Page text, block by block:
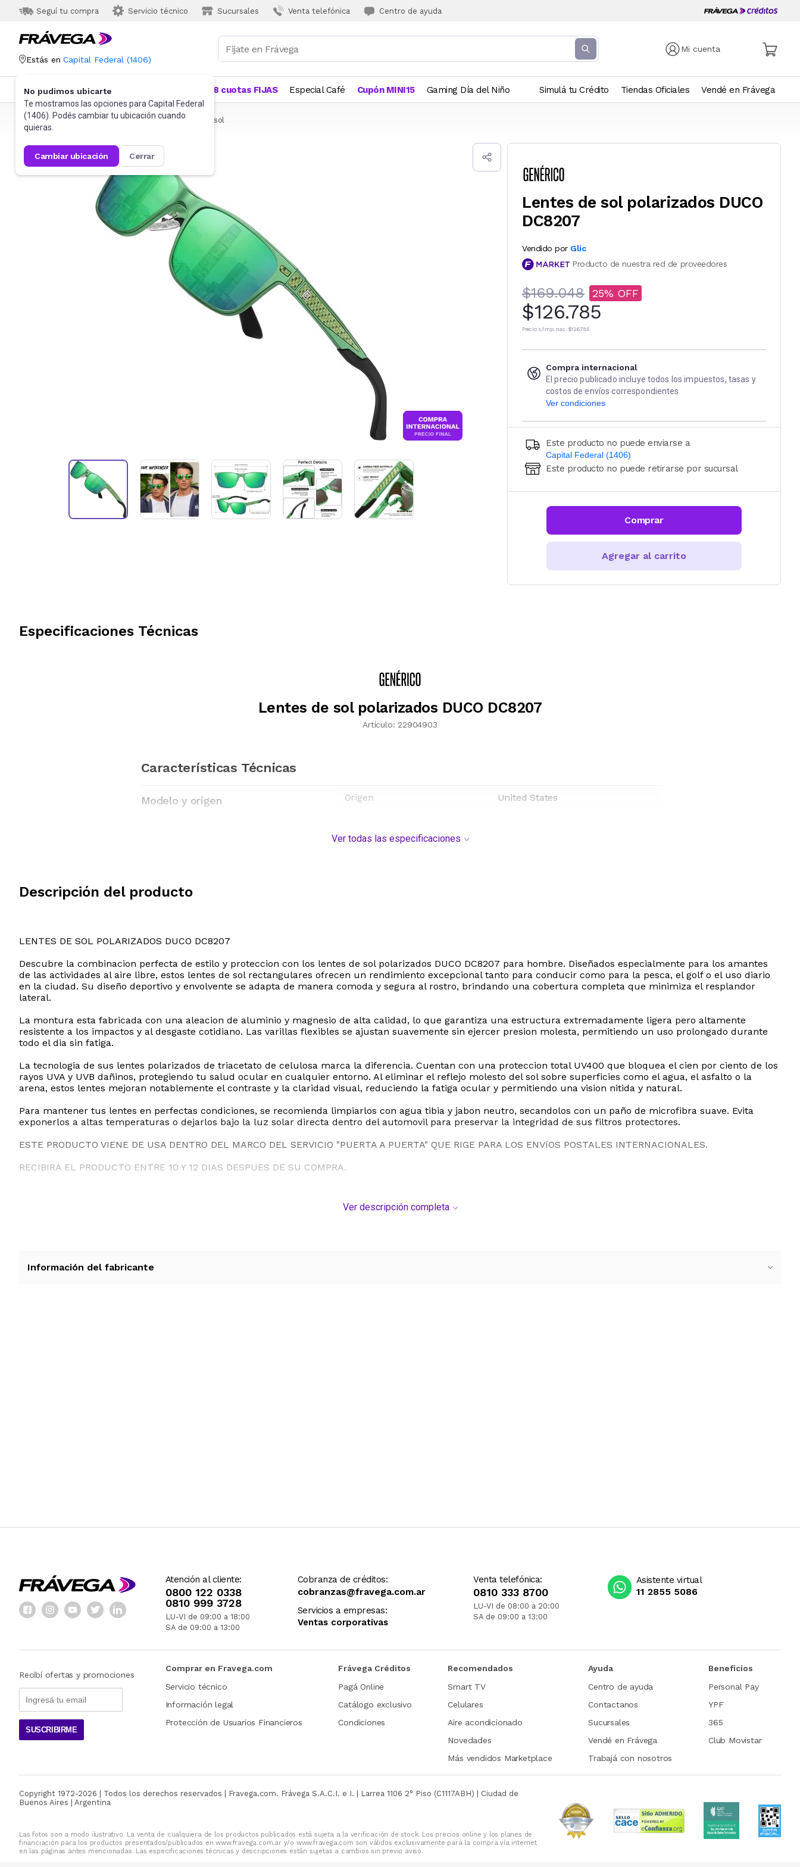
Seguí tu compra Servicio técnico Sucursales Venta telefónica Centro de ayuda
Mi cuenta
Estás en Capital Federal (1406)
No pudimos ubicarte
Te mostramos las opciones para Capital Federal
(1406). Podés cambiar tu ubicación cuando
quieras.
cambiar ubicación cerrar
Categorías Más Vendidos 18 cuotas FIJAS Especial Café Cupón MINI15 Gaming Día del Niño Simulá tu Crédito Tiendas Oficiales Vendé en Frávega
Frávega Indumentaria Accesorios Anteojos de sol
Lentes de sol polarizados DUCO
DC8207
Vendido por Glic
Producto de nuestra red de proveedores
$169.048 25
$126.785
Precio s/imp. nac. $126.785
Compra internacional
El precio publicado incluye todos los impuestos, tasas y
costos de envíos correspondientes
Ver condiciones
Este producto no puede enviarse a
Capital Federal (1406)
Ingresá código postal (sólo números)
CALCULAR
Este producto no puede retirarse por sucursal
Comprar
Agregar al carrito
Especificaciones Técnicas
Lentes de sol polarizados DUCO DC8207
Artículo: 22904903
Características Técnicas
Modelo y origen Origen United States
Ver todas las especificaciones
Descripción del producto
LENTES DE SOL POLARIZADOS DUCO DC8207
Descubre la combinacion perfecta de estilo y proteccion con los lentes de sol polarizados DUCO DC8207 para hombre. Diseñados especialmente para los amantes
de las actividades al aire libre, estos lentes de sol rectangulares ofrecen un rendimiento excepcional tanto para conducir como para la pesca, el golf o el uso diario
en la ciudad. Su diseño deportivo y envolvente se adapta de manera comoda y segura al rostro, brindando una cobertura completa que minimiza el resplandor
lateral.
La montura esta fabricada con una aleacion de aluminio y magnesio de alta calidad, lo que garantiza una estructura extremadamente ligera pero altamente
resistente a los impactos y al desgaste cotidiano. Las varillas flexibles se ajustan suavemente sin ejercer presion molesta, permitiendo un uso prolongado durante
todo el dia sin fatiga.
La tecnologia de sus lentes polarizados de triacetato de celulosa marca la diferencia. Cuentan con una proteccion total UV400 que bloquea el cien por ciento de los
rayos UVA y UVB dañinos, protegiendo tu salud ocular en cualquier entorno. Al eliminar el reflejo molesto del sol sobre superficies como el agua, el asfalto o la
arena, estos lentes mejoran notablemente el contraste y la claridad visual, reduciendo la fatiga ocular y permitiendo una vision nitida y natural.
Para mantener tus lentes en perfectas condiciones, se recomienda limpiarlos con agua tibia y jabon neutro, secandolos con un paño de microfibra suave. Evita
exponerlos a altas temperaturas o dejarlos bajo la luz solar directa dentro del automovil para preservar la integridad de sus filtros protectores.
ESTE PRODUCTO VIENE DE USA DENTRO DEL MARCO DEL SERVICIO "PUERTA A PUERTA" QUE RIGE PARA LOS ENVíOS POSTALES INTERNACIONALES.
RECIBIRA EL PRODUCTO ENTRE 10 Y 12 DIAS DESPUES DE SU COMPRA.
Ver descripción completa
Información del fabricante
Atención al cliente:
0800 122 0338
0810 999 3728
LU-VI de 09:00 a 18:00
SA de 09:00 a 13:00
Cobranza de créditos:
cobranzas@fravega.com.ar
Servicios a empresas:
Ventas corporativas
Venta telefónica:
0810 333 8700
LU-VI de 08:00 a 20:00
SA de 09:00 a 13:00
Asistente virtual
11 2855 5086
Recibí ofertas y promociones
SUSCRIBIRME
Comprar en Fravega.com
Servicio técnico
Información legal
Protección de Usuarios Financieros
Frávega Créditos
Pagá Online
Catálogo exclusivo
Condiciones
Recomendados
Smart TV
Celulares
Aire acondicionado
Novedades
Más vendidos Marketplace
Ayuda
Centro de ayuda
Contactanos
Sucursales
Vendé en Frávega
Trabajá con nosotros
Beneficios
Personal Pay
YPF
365
Club Movistar
Copyright 1972-2026 | Todos los derechos reservados | Fravega.com. Frávega S.A.C.I. e I. | Larrea 1106 2° Piso (C1117ABH) | Ciudad de
Buenos Aires | Argentina
Las fotos son a modo ilustrativo. La venta de cualquiera de los productos publicados está sujeta a la verificación de stock. Los precios online y los planes de
financiación para los productos presentados/publicados en www.fravega.com.ar y/o www.fravega.com son válidos exclusivamente para la compra vía internet
en las páginas antes mencionadas. Las especificaciones técnicas y descripciones están sujetas a cambios sin previo aviso.